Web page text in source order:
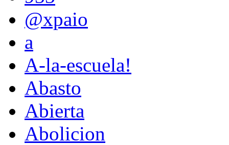
@xpaio
a
A-la-escuela!
Abasto
Abierta
Abolicion